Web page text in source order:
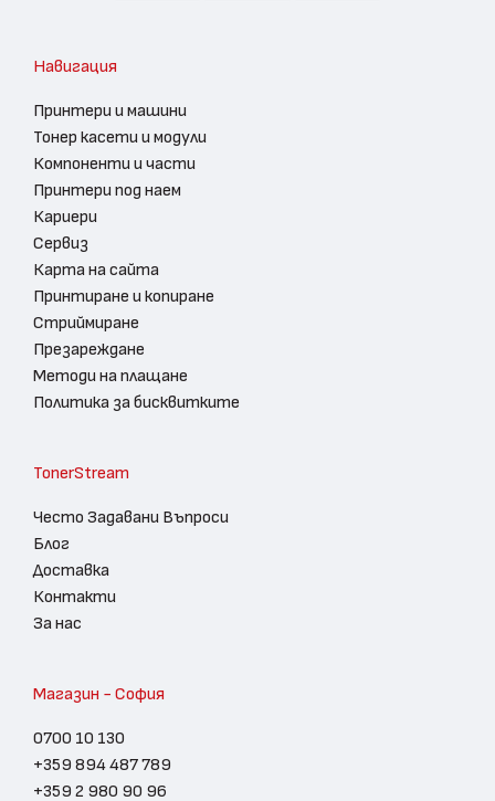
Навигация
Принтери и машини
Тонер касети и модули
Компоненти и части
Принтери под наем
Кариери
Сервиз
Карта на сайта
Принтиране и копиране
Стриймиране
Презареждане
Методи на плащане
Политика за бисквитките
TonerStream
Често Задавани Въпроси
Блог
Доставка
Контакти
За нас
Магазин - София
0700 10 130
+359 894 487 789
+359 2 980 90 96